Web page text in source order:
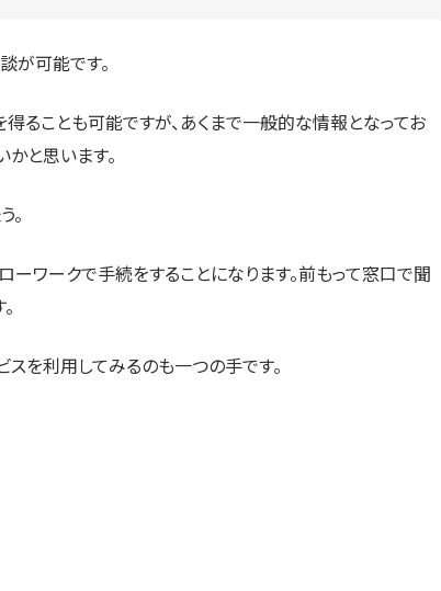
が可能です。
ることも可能ですが、あくまで一般的な情報となってお
と思います。
。
ワークで手続をすることになります。前もって窓口で聞
を利用してみるのも一つの手です。